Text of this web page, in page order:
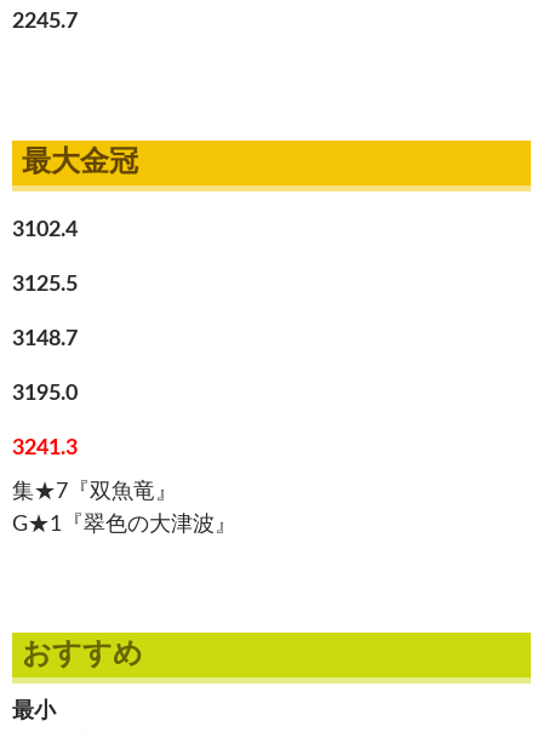
2245.7
最大金冠
3102.4
3125.5
3148.7
3195.0
3241.3
集★7『双魚竜』
G★1『翠色の大津波』
おすすめ
最小